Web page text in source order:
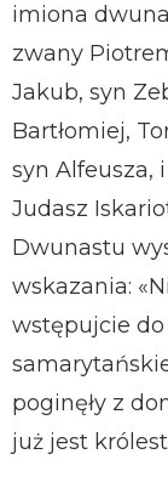
imiona
zwany
Jakub, syn
Bartłomiej,
syn Alfeusza,
Judasz
Dwunastu
wskazania:
wstępujcie
poginęły z
już jest